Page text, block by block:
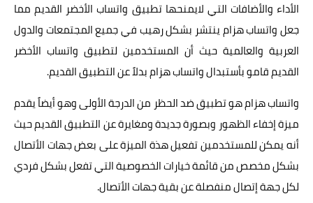
الأداء والأضافات التي لايمنحها تطبيق واتساب الأخضر القديم مما
جعل واتساب هزام ينتشر بشكل رهيب في جميع المجتمعات والدول
العربية والعالمية حيث أن المستخدمين لتطبيق واتساب الأخضر
القديم قامو بأستبدال واتساب هزام بدلاً عن التطبيق القديم.
واتساب هزام هو تطبيق ضد الحظر من الدرجة الأولى وهو أيضاً يقدم
ميزة إخفاء الظهور وبصورة جديدة ومغايرة عن التطبيق القديم حيث
أنه يمكن للمستخدمين تفعيل هذة الميزة على بعض جهات الأتصال
بشكل مخصص من قائمة خيارات الخصوصية التي تفعل بشكل فردي
لكل جهة إتصال منفصلة عن بقية جهات الأتصال.